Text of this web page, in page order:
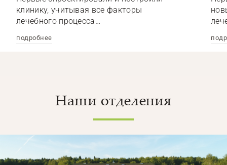
клинику, учитывая все факторы
лечебного процесса…
подробнее
Наши отделения